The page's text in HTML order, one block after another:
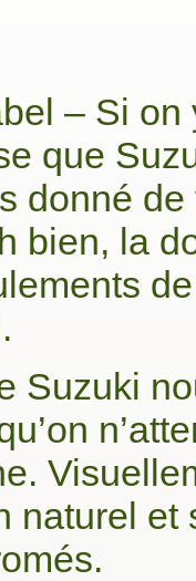
– Si on
que
donné de
bien, la
Suzuki
naturel